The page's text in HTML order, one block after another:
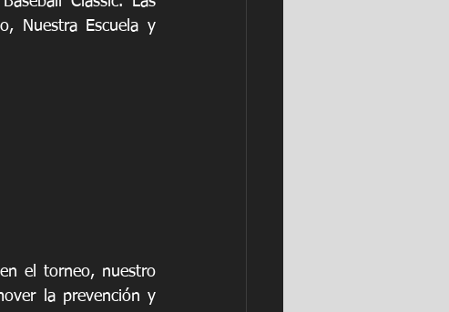
Nuestra Escuela y
el torneo, nuestro
la prevención y